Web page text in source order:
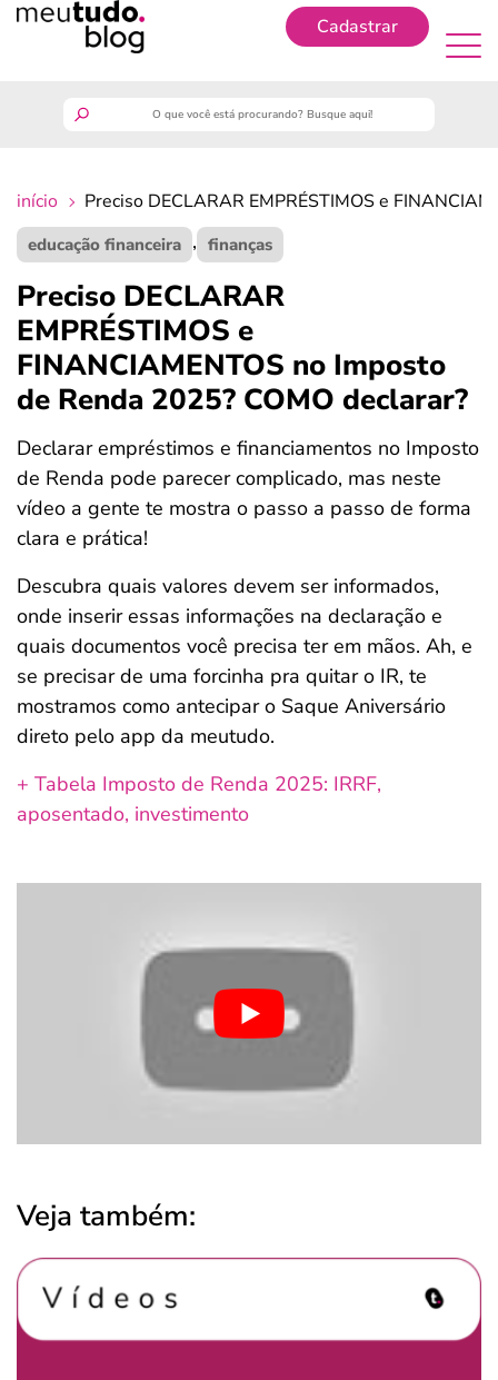
Cadastrar
guia do trabalhador
finanças
benefícios
crédito fácil
últimas notícias
ferramentas
início Preciso DECLARAR EMPRÉSTIMOS e
educação financeira , finanças
Preciso DECLARAR
EMPRÉSTIMOS e
FINANCIAMENTOS no Imposto
de Renda 2025? COMO declarar?
Declarar empréstimos e financiamentos no Imposto
de Renda pode parecer complicado, mas neste
vídeo a gente te mostra o passo a passo de forma
clara e prática!
Descubra quais valores devem ser informados,
onde inserir essas informações na declaração e
quais documentos você precisa ter em mãos. Ah, e
se precisar de uma forcinha pra quitar o IR, te
mostramos como antecipar o Saque Aniversário
direto pelo app da meutudo.
+ Tabela Imposto de Renda 2025: IRRF,
aposentado, investimento
Veja também: